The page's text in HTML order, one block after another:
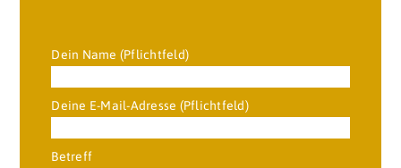
Dein Name (Pflichtfeld)
Deine E-Mail-Adresse (Pflichtfeld)
Betreff